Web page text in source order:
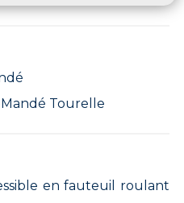
Mandé Tourelle
en fauteuil roulant